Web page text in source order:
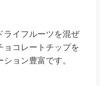
ライフルーツを混ぜ
ョコレートチップを
ョン豊富です。